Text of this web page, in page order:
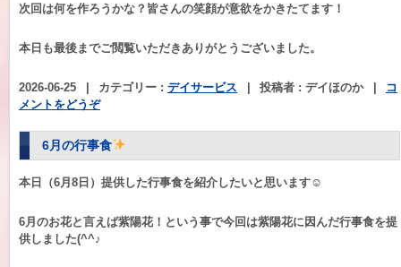
次回は何を作ろうかな？皆さんの笑顔が意欲をかきたてます！
本日も最後までご閲覧いただきありがとうございました。
2026-06-25 | カテゴリー : デイサービス | 投稿者 : デイほのか |
コ
メントをどうぞ
6月の行事食
本日（6月8日）提供した行事食を紹介したいと思います☺
6月のお花と言えば紫陽花！という事で今回は紫陽花に因んだ行事食を提
供しました(^^♪